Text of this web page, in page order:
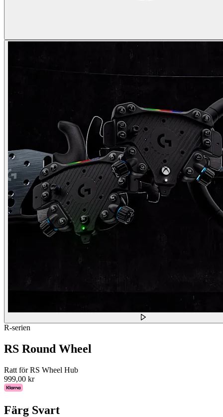
R-serien
RS Round Wheel
Ratt för RS Wheel Hub
999,00 kr
Färg Svart